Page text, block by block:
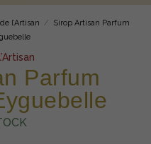
l’Artisan
Sirop Artisan Parfum
Parfum